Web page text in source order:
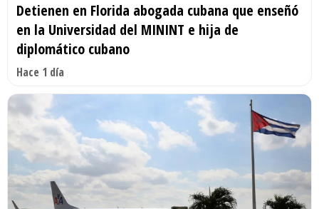
Detienen en Florida abogada cubana que enseñó
en la Universidad del MININT e hija de
diplomático cubano
Hace 1 día